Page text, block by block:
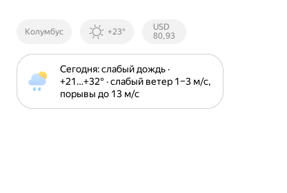
Колумбус +23°
Курсы ЦБ
РФ
USD
80,93
Сегодня: слабый дождь ·
+21⁠…⁠+32⁠° · слабый ветер 1⁠–⁠3 м⁠/⁠с,
порывы до 13 м⁠/⁠с